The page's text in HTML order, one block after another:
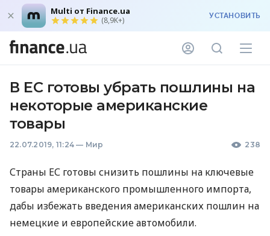
Multi от Finance.ua
(8,9K+) УСТАНОВИТЬ
В ЕС готовы убрать пошлины на
некоторые американские
товары
22.07.2019, 11:24 — Мир 238
Страны ЕС готовы снизить пошлины на ключевые
товары американского промышленного импорта,
дабы избежать введения американских пошлин на
немецкие и европейские автомобили.